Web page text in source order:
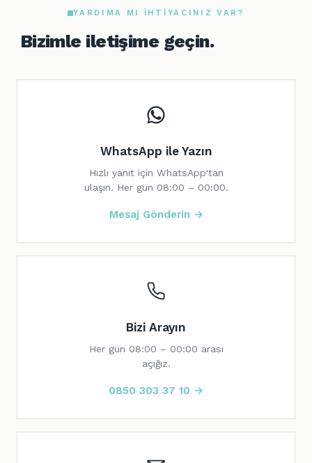
YARDIMA MI IHTIYACINIZ VAR?
Bizimle iletişime geçin.
WhatsApp ile Yazın
Hızlı yanıt için WhatsApp'tan
ulaşın. Her gün 08:00 – 00:00.
Mesaj Gönderin →
Bizi Arayın
Her gün 08:00 – 00:00 arası
açığız.
0850 303 37 10 →